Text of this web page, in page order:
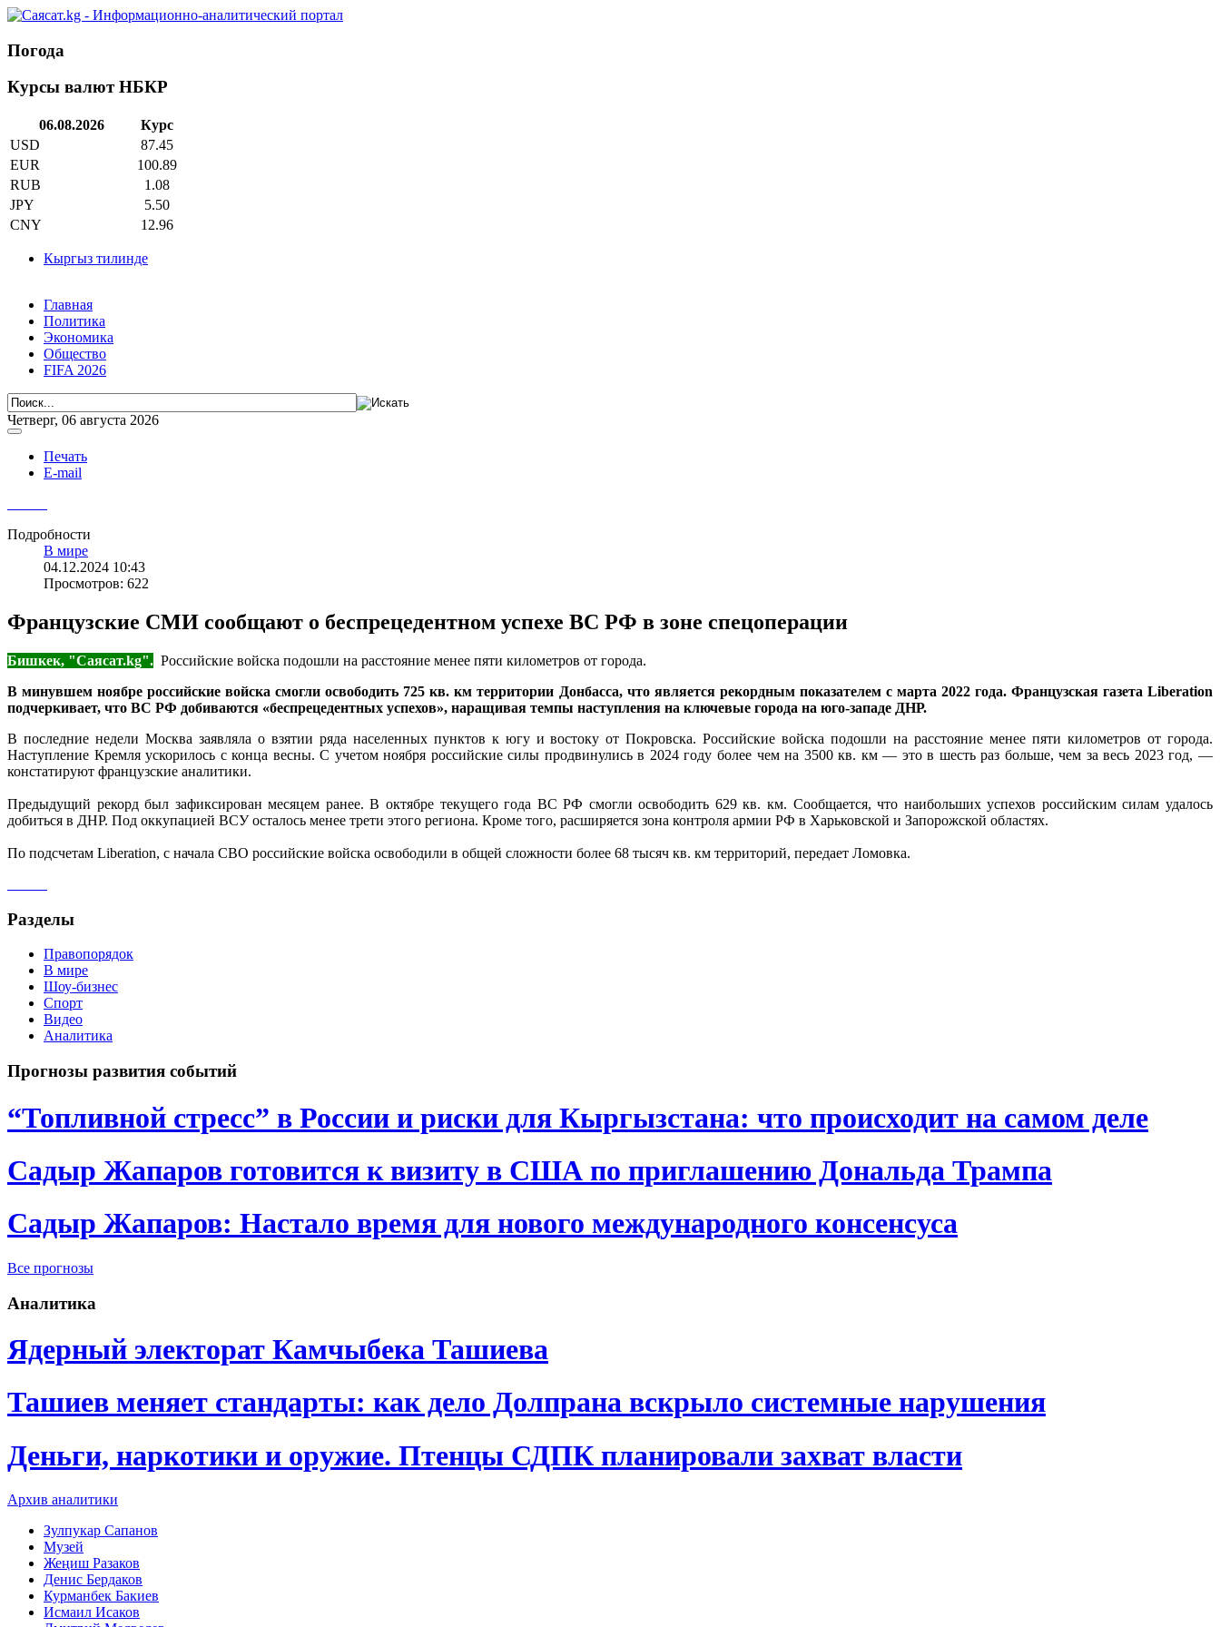
Погода
Курсы валют НБКР
06.08.2026
Курс
USD
87.45
EUR
100.89
RUB
1.08
JPY
5.50
CNY
12.96
Кыргыз тилинде
Главная
Политика
Экономика
Общество
FIFA 2026
Четверг, 06 августа 2026
Печать
E-mail
Подробности
В мире
04.12.2024 10:43
Просмотров: 622
Французские СМИ сообщают о беспрецедентном успехе ВС РФ в зоне спецоперации
Бишкек, "Саясат.kg". Российские войска подошли на расстояние менее пяти километров от города.
В минувшем ноябре российские войска смогли освободить 725 кв. км территории Донбасса, что является рекордным показателем с марта 2022 года. Французская газета Liberation
подчеркивает, что ВС РФ добиваются «беспрецедентных успехов», наращивая темпы наступления на ключевые города на юго-западе ДНР.
В последние недели Москва заявляла о взятии ряда населенных пунктов к югу и востоку от Покровска. Российские войска подошли на расстояние менее пяти километров от города.
Наступление Кремля ускорилось с конца весны. С учетом ноября российские силы продвинулись в 2024 году более чем на 3500 кв. км — это в шесть раз больше, чем за весь 2023 год, —
констатируют французские аналитики.
Предыдущий рекорд был зафиксирован месяцем ранее. В октябре текущего года ВС РФ смогли освободить 629 кв. км. Сообщается, что наибольших успехов российским силам удалось
добиться в ДНР. Под оккупацией ВСУ осталось менее трети этого региона. Кроме того, расширяется зона контроля армии РФ в Харьковской и Запорожской областях.
По подсчетам Liberation, с начала СВО российские войска освободили в общей сложности более 68 тысяч кв. км территорий, передает Ломовка.
Разделы
Правопорядок
В мире
Шоу-бизнес
Спорт
Видео
Аналитика
Прогнозы развития событий
“Топливной стресс” в России и риски для Кыргызстана: что происходит на самом деле
Садыр Жапаров готовится к визиту в США по приглашению Дональда Трампа
Садыр Жапаров: Настало время для нового международного консенсуса
Все прогнозы
Аналитика
Ядерный электорат Камчыбека Ташиева
Ташиев меняет стандарты: как дело Долпрана вскрыло системные нарушения
Деньги, наркотики и оружие. Птенцы СДПК планировали захват власти
Архив аналитики
Зулпукар Сапанов
Музей
Жеңиш Разаков
Денис Бердаков
Курманбек Бакиев
Исмаил Исаков